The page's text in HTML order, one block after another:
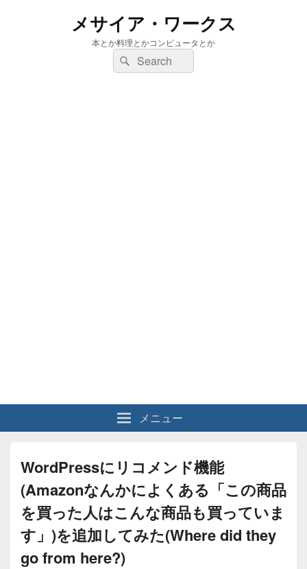
メサイア・ワークス
本とか料理とかコンピュータとか
検
索:
検
索
メニュー
WordPressにリコメンド機能
(Amazonなんかによくある「この商品
を買った人はこんな商品も買っていま
す」)を追加してみた(Where did they
go from here?)